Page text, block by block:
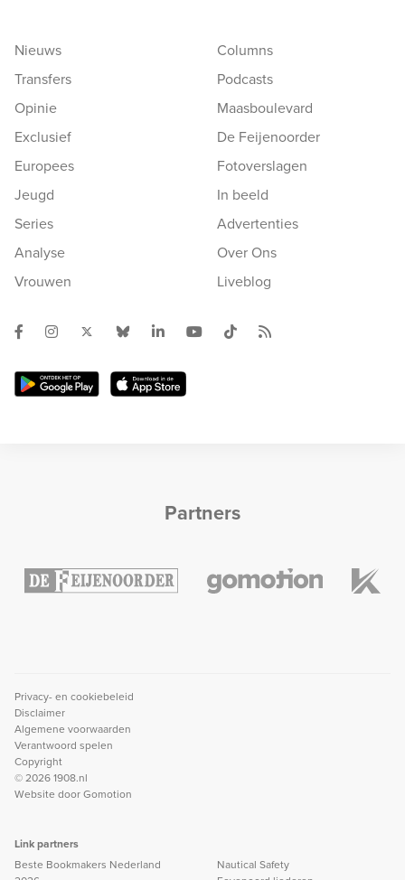
Nieuws
Transfers
Opinie
Exclusief
Europees
Jeugd
Series
Analyse
Vrouwen
Columns
Podcasts
Maasboulevard
De Feijenoorder
Fotoverslagen
In beeld
Advertenties
Over Ons
Liveblog
Partners
Privacy- en cookiebeleid
Disclaimer
Algemene voorwaarden
Verantwoord spelen
Copyright
© 2026 1908.nl
Website doorGomotion
Link partners
Beste Bookmakers Nederland
Nautical Safety